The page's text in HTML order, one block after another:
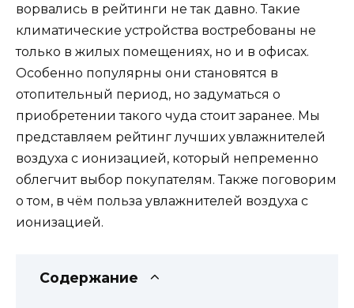
ворвались в рейтинги не так давно. Такие
климатические устройства востребованы не
только в жилых помещениях, но и в офисах.
Особенно популярны они становятся в
отопительный период, но задуматься о
приобретении такого чуда стоит заранее. Мы
представляем рейтинг лучших увлажнителей
воздуха с ионизацией, который непременно
облегчит выбор покупателям. Также поговорим
о том, в чём польза увлажнителей воздуха с
ионизацией.
Содержание